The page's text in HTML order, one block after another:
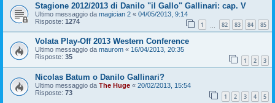
Stagione 2012/2013 di Danilo "il Gallo" Gallinari: cap. V
Ultimo messaggio da magician 2 « 04/05/2013, 9:14
Risposte: 1274 1 82 83 84 85
Volata Play-Off 2013 Western Conference
Ultimo messaggio da maurom « 16/04/2013, 20:35
Risposte: 35 1 2 3
Nicolas Batum o Danilo Gallinari?
Ultimo messaggio da The Huge « 20/02/2013, 15:54
Risposte: 73 1 2 3 4 5